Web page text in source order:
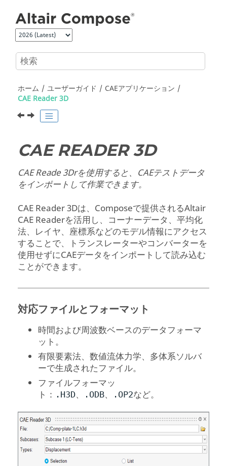
ホーム ユーザーガイド
CAEアプリケーション
CAE Reader 3D
CAE READER 3D
CAE Reade 3Drを使用すると、CAEテストデータ
をインポートして作業できます。
CAE Reader 3Dは、 Composeで提供されるAltair
CAE Readerを活用し、コーナーデータ、平均化
法、レイヤ、座標系などのモデル情報にアクセス
することで、トランスレーターやコンバーターを
使用せずにCAEデータをインポートして読み込む
ことができます。
対応ファイルとフォーマット
時間および周波数ベースのデータフォーマ
ット。
有限要素法、数値流体力学、多体系ソルバ
ーで生成されたファイル。
ファイルフォーマッ
ト： .H3D、 .ODB、 .OP2など。